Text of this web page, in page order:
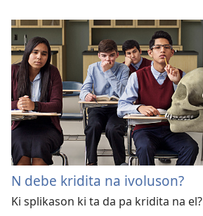
N debe kridita na ivoluson?
Ki splikason ki ta da pa kridita na el?